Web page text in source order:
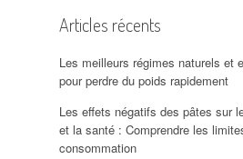
Articles récents
Les meilleurs régimes naturels et
pour perdre du poids rapidement
Les effets négatifs des pâtes sur
et la santé : Comprendre les
consommation